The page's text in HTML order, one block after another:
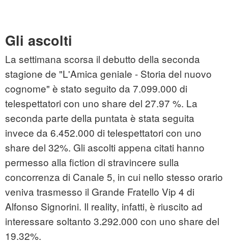
Gli ascolti
La settimana scorsa il debutto della seconda
stagione de "L'Amica geniale - Storia del nuovo
cognome" è stato seguito da 7.099.000 di
telespettatori con uno share del 27.97 %. La
seconda parte della puntata è stata seguita
invece da 6.452.000 di telespettatori con uno
share del 32%. Gli ascolti appena citati hanno
permesso alla fiction di stravincere sulla
concorrenza di Canale 5, in cui nello stesso orario
veniva trasmesso il Grande Fratello Vip 4 di
Alfonso Signorini. Il reality, infatti, è riuscito ad
interessare soltanto 3.292.000 con uno share del
19.32%.